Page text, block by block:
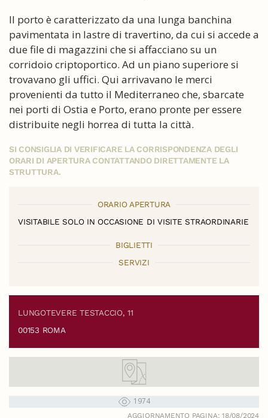
Il porto è caratterizzato da una lunga banchina
pavimentata in lastre di travertino, da cui si accede a
due file di magazzini che si affacciano su un
corridoio criptoportico. Ad un piano superiore si
trovavano gli uffici. Qui arrivavano le merci
provenienti da tutto il Mediterraneo che, sbarcate
nei porti di Ostia e Porto, erano pronte per essere
distribuite negli horrea di tutta la città.
SI CONSIGLIA DI VERIFICARE LA CORRISPONDENZA DEGLI
ORARI DI APERTURA CONTATTANDO DIRETTAMENTE LA
STRUTTURA.
ORARIO APERTURA
VISITABILE SOLO IN OCCASIONE DI VISITE STRAORDINARIE
BIGLIETTI
SERVIZI
LUNGOTEVERE TESTACCIO, 11
00153 ROMA
1974
AGGIORNAMENTO PAGINA: 18/08/2024